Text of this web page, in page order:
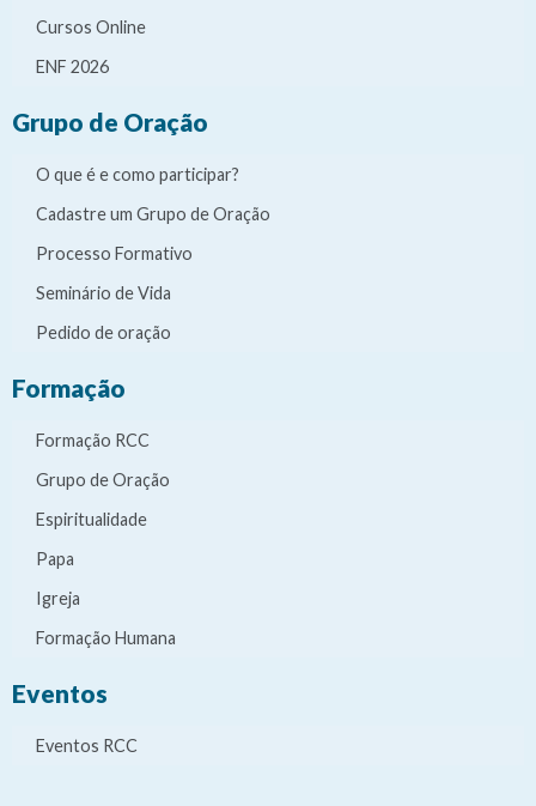
Cursos Online
ENF 2026
Grupo de Oração
O que é e como participar?
Cadastre um Grupo de Oração
Processo Formativo
Seminário de Vida
Pedido de oração
Formação
Formação RCC
Grupo de Oração
Espiritualidade
Papa
Igreja
Formação Humana
Eventos
Eventos RCC